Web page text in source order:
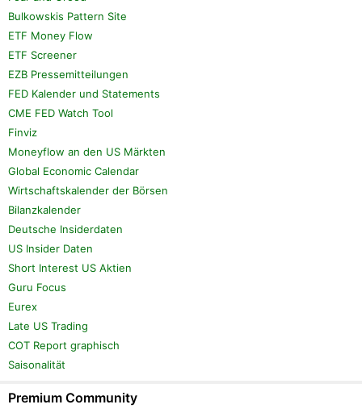
Bulkowskis Pattern Site
ETF Money Flow
ETF Screener
EZB Pressemitteilungen
FED Kalender und Statements
CME FED Watch Tool
Finviz
Moneyflow an den US Märkten
Global Economic Calendar
Wirtschaftskalender der Börsen
Bilanzkalender
Deutsche Insiderdaten
US Insider Daten
Short Interest US Aktien
Guru Focus
Eurex
Late US Trading
COT Report graphisch
Saisonalität
Premium Community